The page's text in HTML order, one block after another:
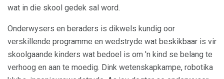
wat in die skool gedek sal word.
Onderwysers en beraders is dikwels kundig oor
verskillende programme en wedstryde wat beskikbaar is vir
skoolgaande kinders wat bedoel is om 'n kind se belang te
verhoog en aan te moedig. Dink wetenskapkampe, robotika